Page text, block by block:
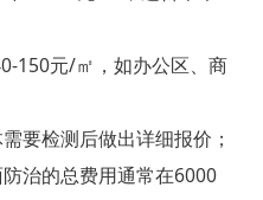
150元/㎡，如办公区、商
要检测后做出详细报价；
治的总费用通常在6000